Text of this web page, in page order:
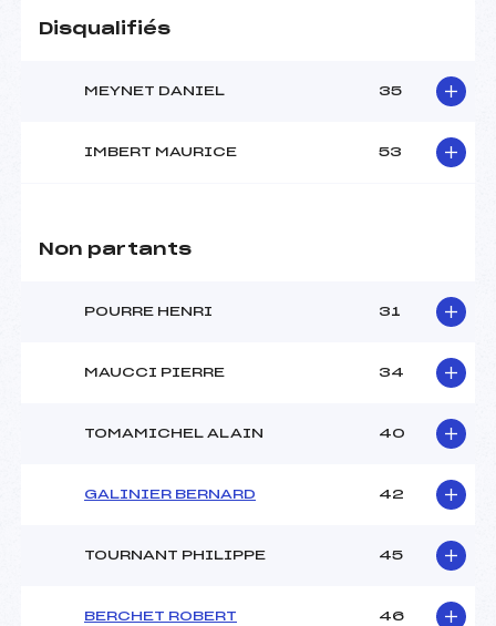
Disqualifiés
MEYNET DANIEL 35
IMBERT MAURICE 53
Non partants
POURRE HENRI 31
MAUCCI PIERRE 34
TOMAMICHEL ALAIN 40
GALINIER BERNARD 42
TOURNANT PHILIPPE 45
BERCHET ROBERT 46